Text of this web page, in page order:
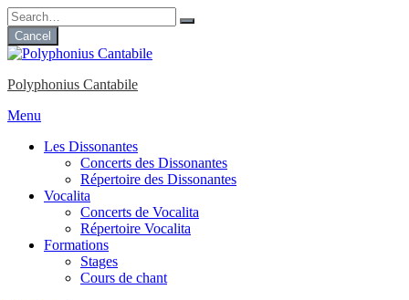
Skip
to
content
Cancel
Polyphonius Cantabile
Menu
Les Dissonantes
Concerts des Dissonantes
Répertoire des Dissonantes
Vocalita
Concerts de Vocalita
Répertoire Vocalita
Formations
Stages
Cours de chant